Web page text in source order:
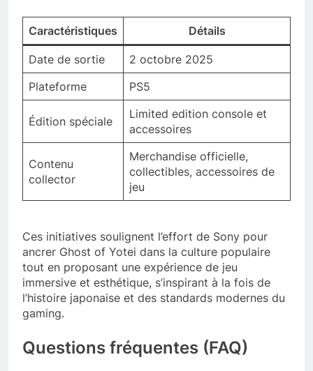
Caractéristiques Détails
Date de sortie
2 octobre 2025
Plateforme
PS5
Édition spéciale
Limited edition console et
accessoires
Contenu
collector
Merchandise officielle,
collectibles, accessoires de
jeu
Ces initiatives soulignent l’effort de Sony pour
ancrer Ghost of Yotei dans la culture populaire
tout en proposant une expérience de jeu
immersive et esthétique, s’inspirant à la fois de
l’histoire japonaise et des standards modernes du
gaming.
Questions fréquentes (FAQ)